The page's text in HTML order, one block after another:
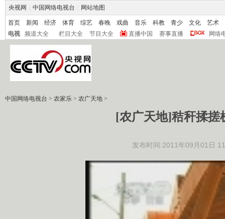
央视网 中国网络电视台 网站地图
首页 新闻 经济 体育 综艺 春晚 戏曲 音乐 科教 青少 文化
艺术
电视
频道大全 栏目大全 节目大全 直播中国 赛事直播 网络
中国网络电视台 > 农家乐 > 农广天地 >
[农广天地]秸秆揉搓
发布时间:2011年09月01日